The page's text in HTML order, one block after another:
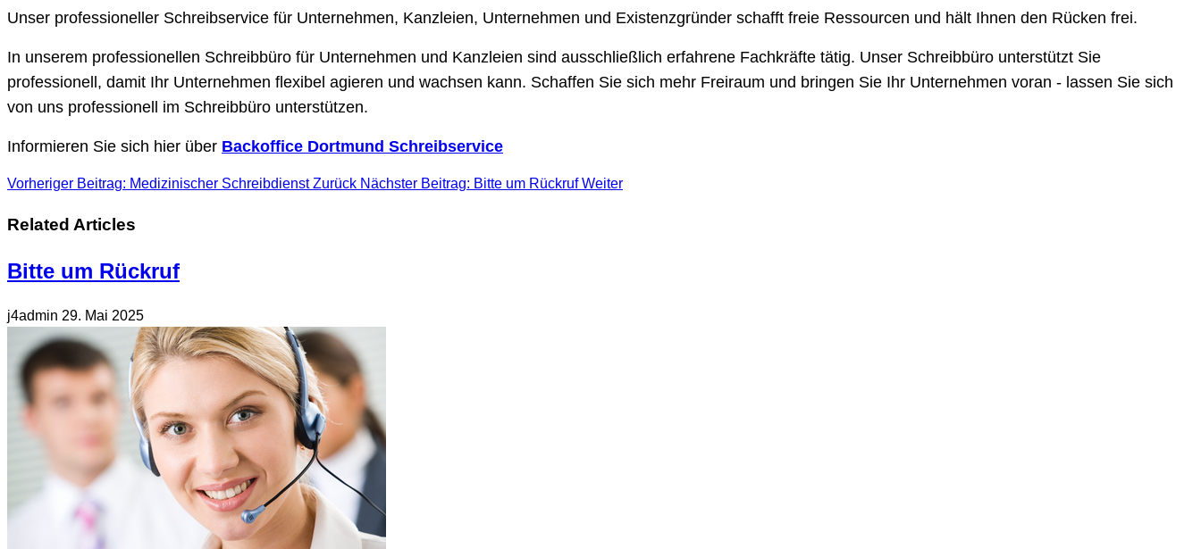
Unser professioneller Schreibservice für Unternehmen, Kanzleien, Unternehmen und Existenzgründer schafft freie Ressourcen und hält Ihnen den Rücken frei.
In unserem professionellen Schreibbüro für Unternehmen und Kanzleien sind ausschließlich erfahrene Fachkräfte tätig. Unser Schreibbüro unterstützt Sie
professionell, damit Ihr Unternehmen flexibel agieren und wachsen kann. Schaffen Sie sich mehr Freiraum und bringen Sie Ihr Unternehmen voran - lassen Sie sich
von uns professionell im Schreibbüro unterstützen.
Informieren Sie sich hier über Backoffice Dortmund Schreibservice
Vorheriger Beitrag: Medizinischer SchreibdienstZurück Nächster Beitrag: Bitte um RückrufWeiter
Related Articles
Bitte um Rückruf
j4admin 29. Mai 2025